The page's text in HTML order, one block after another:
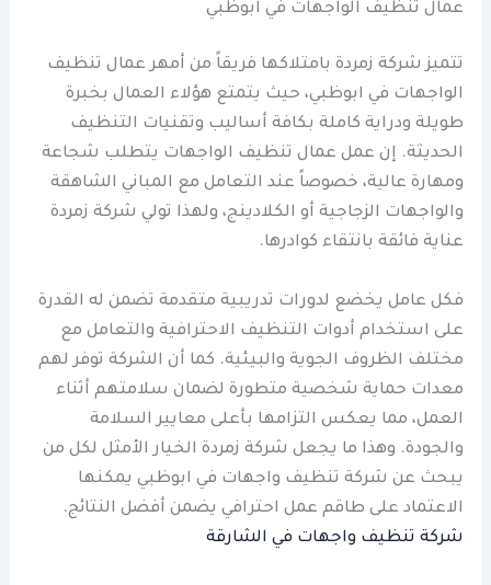
عمال تنظيف الواجهات في ابوظبي
تتميز شركة زمردة بامتلاكها فريقاً من أمهر عمال تنظيف
الواجهات في ابوظبي، حيث يتمتع هؤلاء العمال بخبرة
طويلة ودراية كاملة بكافة أساليب وتقنيات التنظيف
الحديثة. إن عمل عمال تنظيف الواجهات يتطلب شجاعة
ومهارة عالية، خصوصاً عند التعامل مع المباني الشاهقة
والواجهات الزجاجية أو الكلادينج، ولهذا تولي شركة زمردة
عناية فائقة بانتقاء كوادرها.
فكل عامل يخضع لدورات تدريبية متقدمة تضمن له القدرة
على استخدام أدوات التنظيف الاحترافية والتعامل مع
مختلف الظروف الجوية والبيئية. كما أن الشركة توفر لهم
معدات حماية شخصية متطورة لضمان سلامتهم أثناء
العمل، مما يعكس التزامها بأعلى معايير السلامة
والجودة. وهذا ما يجعل شركة زمردة الخيار الأمثل لكل من
يبحث عن شركة تنظيف واجهات في ابوظبي يمكنها
الاعتماد على طاقم عمل احترافي يضمن أفضل النتائج.
شركة تنظيف واجهات في الشارقة